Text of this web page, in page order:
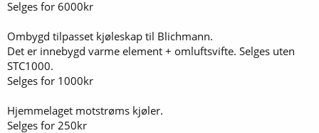
Selges for 6000kr
Ombygd tilpasset kjøleskap til Blichmann.
Det er innebygd varme element + omluftsvifte. Selges uten
STC1000.
Selges for 1000kr
Hjemmelaget motstrøms kjøler.
Selges for 250kr